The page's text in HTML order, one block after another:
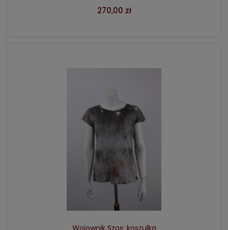
270,00 zł
DO KOSZYKA